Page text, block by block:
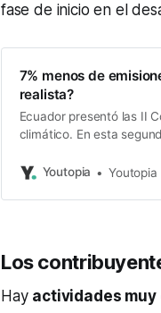
fase de inicio en el
7% menos de
realista?
Ecuador presentó las II
climático. En esta
Youtopia
Youtopia
Los
Hay actividades